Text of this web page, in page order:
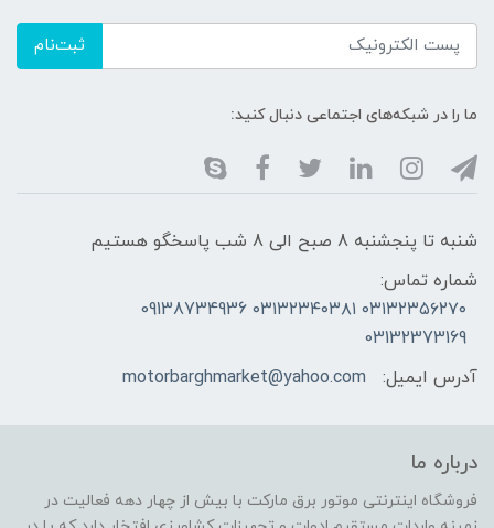
ثبت‌نام
ما را در شبکه‌های اجتماعی دنبال کنید:
شنبه تا پنجشنبه 8 صبح الی 8 شب پاسخگو هستیم
شماره تماس:
۰۳۱۳۲۳۵۶۲۷۰ ۰۳۱۳۲۳۴۰۳۸۱ 09138734936
03132373169
آدرس ایمیل:
motorbarghmarket@yahoo.com
درباره ما
فروشگاه اینترنتی موتور برق مارکت با بیش از چهار دهه فعالیت در